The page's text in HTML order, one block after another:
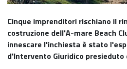
Cinque imprenditori rischiano il
costruzione dell'A-mare Beach
innescare l'inchiesta è stato
d'Intervento Giuridico presieduto